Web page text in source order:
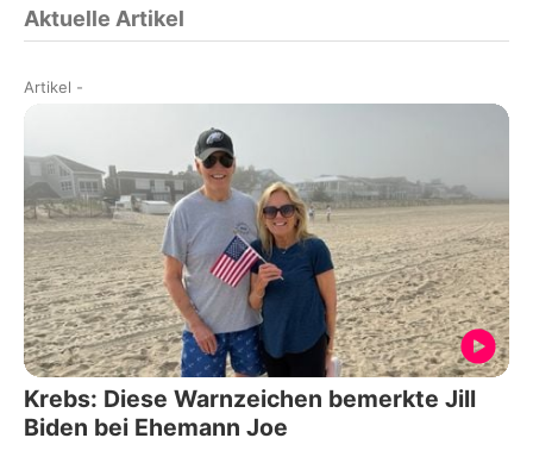
Aktuelle Artikel
Artikel -
Krebs: Diese Warnzeichen bemerkte Jill
Biden bei Ehemann Joe